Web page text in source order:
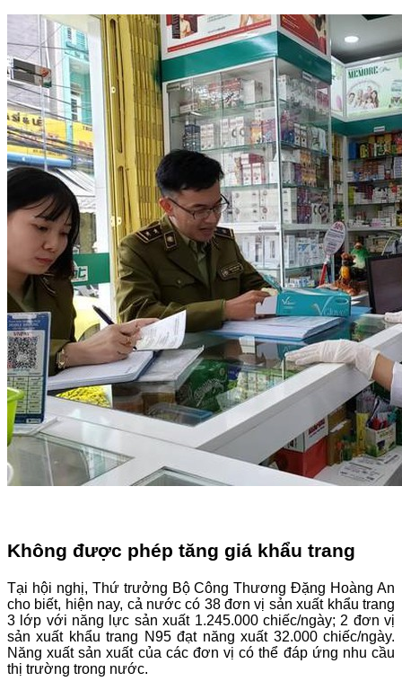
Không được phép tăng giá khẩu trang
Tại hội nghị, Thứ trưởng Bộ Công Thương Đặng Hoàng An
cho biết, hiện nay, cả nước có 38 đơn vị sản xuất khẩu trang
3 lớp với năng lực sản xuất 1.245.000 chiếc/ngày; 2 đơn vị
sản xuất khẩu trang N95 đạt năng xuất 32.000 chiếc/ngày.
Năng xuất sản xuất của các đơn vị có thể đáp ứng nhu cầu
thị trường trong nước.